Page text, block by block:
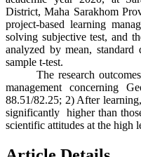
District, Maha Sarakhom
project-based learning
solving subjective test, and
analyzed by mean, standard
sample t-test.
The research outcomes
management concerning
88.51/82.25; 2) After
significantly higher than
scientific attitudes at the high